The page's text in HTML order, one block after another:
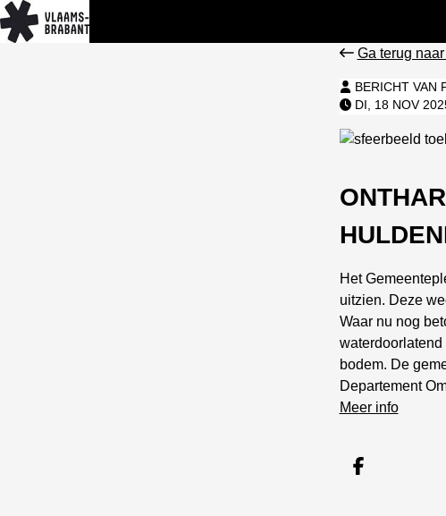
Ga terug
BERICHT VAN
DI, 18 NOV
Het
uitzien. Deze
Waar nu nog
bodem. De
Departement
Meer info​
Deel op